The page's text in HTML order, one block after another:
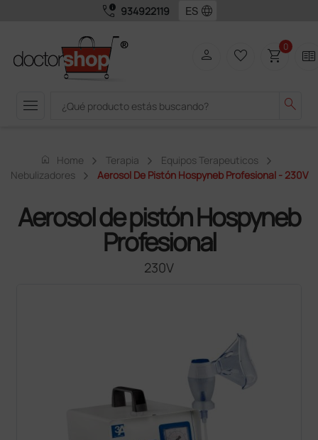
call_quality 934922119 language
menu search
person favorite_border shopping_cart0 two_pager
home Home Terapia
Equipos Terapeuticos
Nebulizadores
Aerosol De Pistón Hospyneb Profesional - 230V
Aerosol de pistón Hospyneb
Profesional
230V